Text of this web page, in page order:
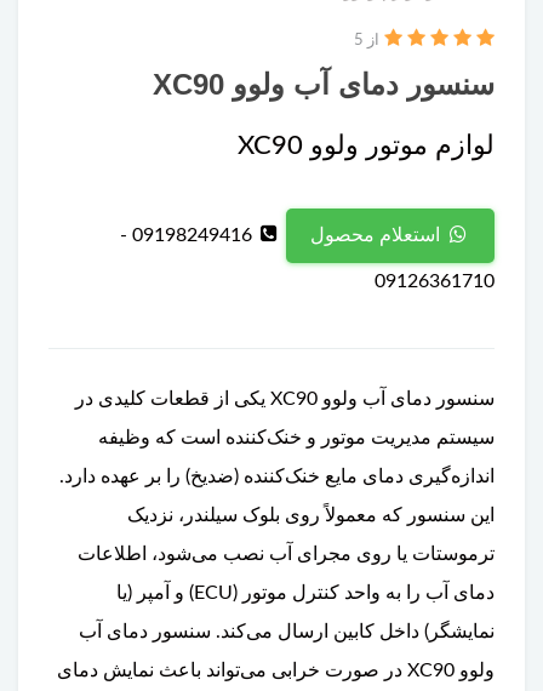
سنسور دمای آب ولوو XC90
از 5
لوازم موتور ولوو XC90
استعلام محصول 09198249416 -
09126361710
سنسور دمای آب ولوو XC90 یکی از قطعات کلیدی در
سیستم مدیریت موتور و خنک‌کننده است که وظیفه
اندازه‌گیری دمای مایع خنک‌کننده (ضدیخ) را بر عهده دارد.
این سنسور که معمولاً روی بلوک سیلندر، نزدیک
ترموستات یا روی مجرای آب نصب می‌شود، اطلاعات
دمای آب را به واحد کنترل موتور (ECU) و آمپر (یا
نمایشگر) داخل کابین ارسال می‌کند. سنسور دمای آب
ولوو XC90 در صورت خرابی می‌تواند باعث نمایش دمای